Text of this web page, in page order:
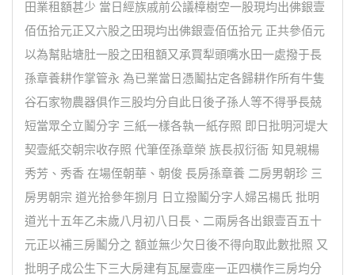
田業租額甚少 當日經族戚前公議樟樹空一股現均出佛銀壹
佰伍拾元正又六股之田現均出佛銀壹佰伍拾元 正共參佰元
以為幫貼塘肚一股之田租額又承買犁頭嘴水田一處撥于長
孫章養耕作掌管永 為已業當日憑鬮拈定各歸耕作所有牛隻
谷石家物農器俱作三股均分自此日後子孫人等不得爭長兢
短當眾仝立鬮分字 三紙一樣各執一紙存照 即日批明河堤大
契壹紙交朝宗收存照 代筆侄孫章榮 族長叔衍衙 知見親楊
秀芳、秀香 在場侄朝華、朝俊 長房孫章養 二房男朝珍 三
房男朝宗 道光拾參年捌月 日立撥鬮分字人婦呂楊氏 批明
道光十五年乙未歲八月初八日長、二兩房各出銀壹百五十
元正以補三房鬮分之 額並無少欠日後不得向取此數批照 又
批明子成公生下三大房建有瓦屋壹座一正四橫作三房均分